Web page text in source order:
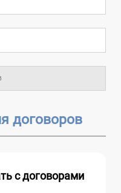
договоров
с договорами